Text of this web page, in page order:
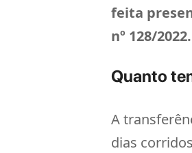
feita
nº 128/2022.
Quanto
A
dias